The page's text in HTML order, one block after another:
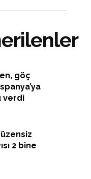
göç
verdi
2 bine